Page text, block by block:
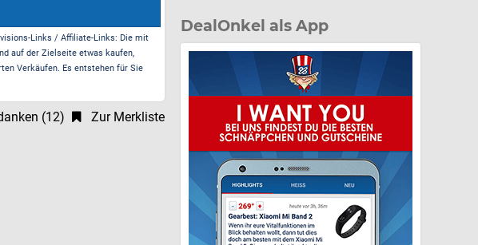
Links / Affiliate-Links: Die mit
auf der Zielseite etwas kaufen,
Verkäufen. Es entstehen für Sie
(12) Zur Merkliste
DealOnkel als App